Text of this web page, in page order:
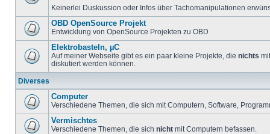
Keinerlei Duskussion oder Infos über Tachomanipulationen
OBD OpenSource Projekt
Entwicklung von OpenSource Projekten zu OBD
Elektrobasteln, µC
Auf meiner Webseite gibt es ein paar kleine Projekte, die nichts
diskutiert werden können.
Diverses
Computer
Verschiedene Themen, die sich mit Computern, Software,
Vermischtes
Verschiedene Themen, die sich nicht mit Computern befassen.